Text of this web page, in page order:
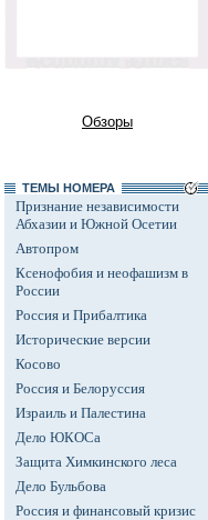
Обзоры
ТЕМЫ НОМЕРА
Признание независимости
Абхазии и Южной Осетии
Автопром
Ксенофобия и неофашизм в
России
Россия и Прибалтика
Исторические версии
Косово
Россия и Белоруссия
Израиль и Палестина
Дело ЮКОСа
Защита Химкинского леса
Дело Бульбова
Россия и финансовый кризис